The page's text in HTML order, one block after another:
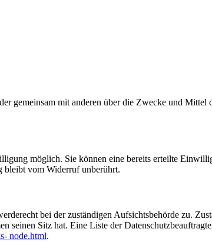
gemeinsam mit anderen über die Zwecke und
möglich. Sie können eine bereits erteilte
bleibt vom Widerruf unberührt.
bei der zuständigen Aufsichtsbehörde zu.
seinen Sitz hat. Eine Liste der
node.html.